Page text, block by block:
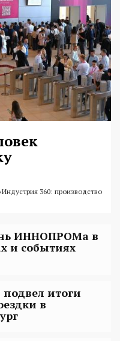
360: производство
ИННОПРОМа в
и событиях
итоги
в